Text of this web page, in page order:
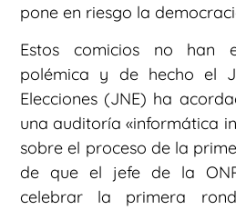
pone en riesgo la
Estos comicios no han
polémica y de hecho el
Elecciones (JNE) ha
una auditoría «informática
sobre el proceso de la
de que el jefe de la
celebrar la primera